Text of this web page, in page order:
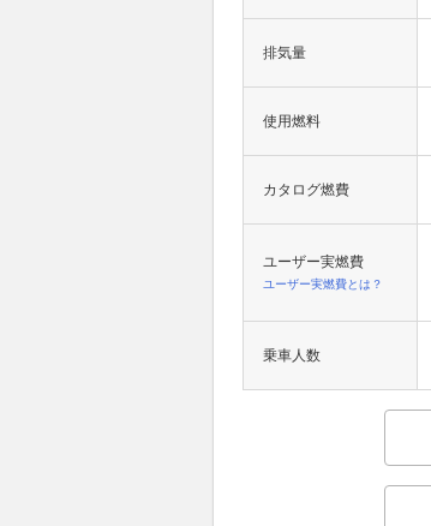
排気量
使用燃料
カタログ燃費
ユーザー実燃費
ユーザー実燃費とは？
乗車人数